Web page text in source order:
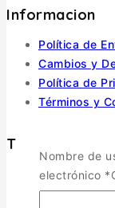
Informacion
Política de
Cambios y
Política de
Términos y
Tienda
Aviones
Nombre de
electrónico *